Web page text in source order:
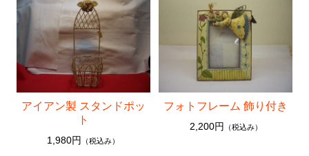
アイアン製 スタンドポッ
ト
1,980円 （税込み）
フォトフレーム 飾り付き
2,200円 （税込み）